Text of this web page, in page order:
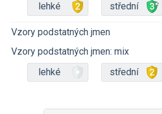
lehké
střední
Vzory podstatných jmen
Vzory podstatných jmen: mix
lehké
střední